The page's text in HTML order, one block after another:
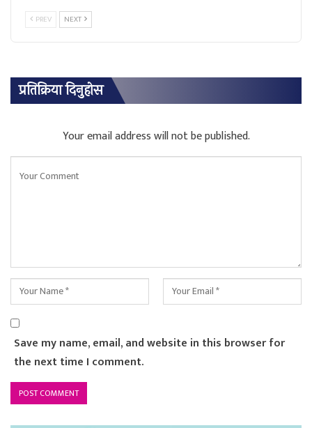
PREV NEXT
प्रतिक्रिया दिनुहोस
Your email address will not be published.
Save my name, email, and website in this browser for
the next time I comment.